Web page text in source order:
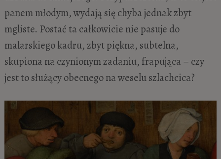
panem młodym, wydają się chyba jednak zbyt
mgliste. Postać ta całkowicie nie pasuje do
malarskiego kadru, zbyt piękna, subtelna,
skupiona na czynionym zadaniu, frapująca – czy
jest to służący obecnego na weselu szlachcica?